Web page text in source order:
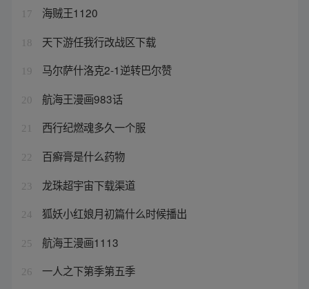
17 海贼王1120
18 天下游任我行改战区下载
19 马尔萨什洛克2-1逆转巴尔赞
20 航海王漫画983话
21 西行纪燃魂多久一个服
22 百癣膏是什么药物
23 龙珠超宇宙下载渠道
24 狐妖小红娘月初篇什么时候播出
25 航海王漫画1113
26 一人之下第季第五季